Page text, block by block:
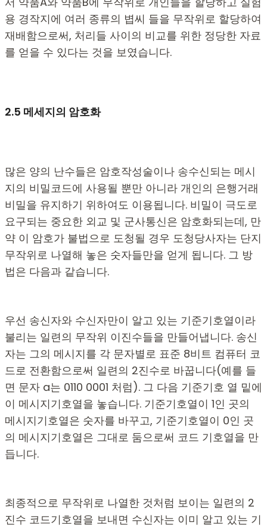
용 경작지에 여러 종류의 볍씨 들을 무작위로 할당하여
재배함으로써, 처리들 사이의 비교를 위한 정당한 자료
를 얻을 수 있다는 것을 보였습니다.
2.5 메세지의 암호화
많은 양의 난수들은 암호작성술이나 송수신되는 메시
지의 비밀코드에 사용될 뿐만 아니라 개인의 은행거래
비밀을 유지하기 위하여도 이용됩니다. 비밀이 극도로
요구되는 중요한 외교 및 군사통신은 암호화되는데, 만
약 이 암호가 불법으로 도청될 경우 도청당사자는 단지
무작위로 나열해 놓은 숫자들만을 얻게 됩니다. 그 방
법은 다음과 같습니다.
우선 송신자와 수신자만이 알고 있는 기준기호열이라
불리는 일련의 무작위 이진수들을 만들어냅니다. 송신
자는 그의 메시지를 각 문자별로 표준 8비트 컴퓨터 코
드로 전환함으로써 일련의 2진수로 바꿉니다(예를 들
면 문자 a는 0110 0001 처럼). 그 다음 기준기호 열 밑에
이 메시지기호열을 놓습니다. 기준기호열이 1인 곳의
메시지기호열은 숫자를 바꾸고, 기준기호열이 0인 곳
의 메시지기호열은 그대로 둠으로써 코드 기호열을 만
듭니다.
최종적으로 무작위로 나열한 것처럼 보이는 일련의 2
진수 코드기호열을 보내면 수신자는 이미 알고 있는 기